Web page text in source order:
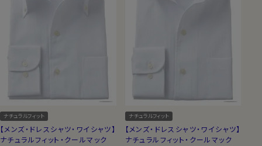
ナチュラルフィット
【メンズ・ドレスシャツ・ワイシャツ】
ナチュラルフィット・クールマック
ナチュラルフィット
【メンズ・ドレスシャツ・ワイシャツ】
ナチュラルフィット・クールマック